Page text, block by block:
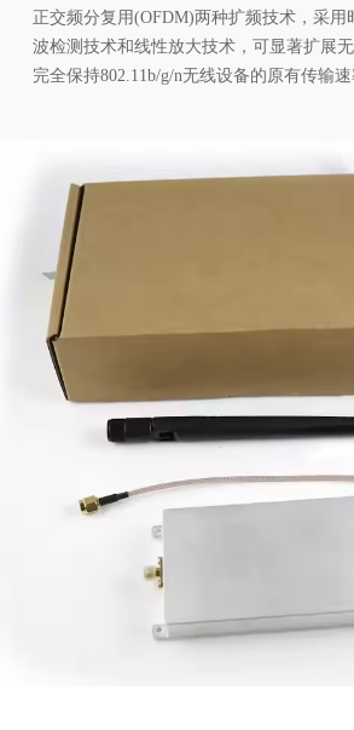
正交频分复用(OFDM)两种扩频技术，采
波检测技术和线性放大技术，可显著扩展
完全保持802.11b/g/n无线设备的原有传输速